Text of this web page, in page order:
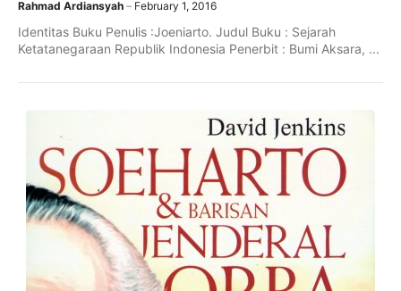
Rahmad Ardiansyah February 1, 2016
Identitas Buku Penulis :Joeniarto. Judul Buku : Sejarah
Ketatanegaraan Republik Indonesia Penerbit : Bumi Aksara, ...